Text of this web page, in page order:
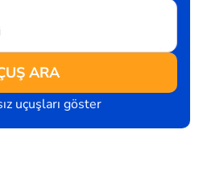
ARA
uçuşları göster